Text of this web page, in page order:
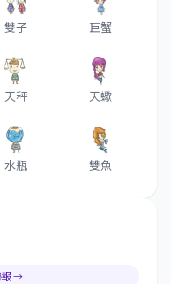
雙子 巨蟹
天秤 天蠍
水瓶 雙魚
報 →